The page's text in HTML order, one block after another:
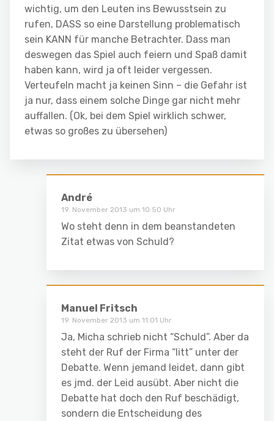
wichtig, um den Leuten ins Bewusstsein zu
rufen, DASS so eine Darstellung problematisch
sein KANN für manche Betrachter. Dass man
deswegen das Spiel auch feiern und Spaß damit
haben kann, wird ja oft leider vergessen.
Verteufeln macht ja keinen Sinn – die Gefahr ist
ja nur, dass einem solche Dinge gar nicht mehr
auffallen. (Ok, bei dem Spiel wirklich schwer,
etwas so großes zu übersehen)
André
19. November 2013 um 10:50 Uhr
Wo steht denn in dem beanstandeten
Zitat etwas von Schuld?
Manuel Fritsch
19. November 2013 um 11:01 Uhr
Ja, Micha schrieb nicht “Schuld”. Aber da
steht der Ruf der Firma “litt” unter der
Debatte. Wenn jemand leidet, dann gibt
es jmd. der Leid ausübt. Aber nicht die
Debatte hat doch den Ruf beschädigt,
sondern die Entscheidung des